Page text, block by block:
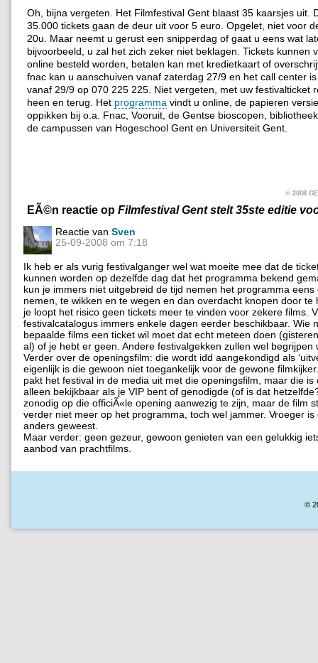
Oh, bijna vergeten. Het Filmfestival Gent blaast 35 kaarsjes uit.
35.000 tickets gaan de deur uit voor 5 euro. Opgelet, niet voor
20u. Maar neemt u gerust een snipperdag of gaat u eens wat
bijvoorbeeld, u zal het zich zeker niet beklagen. Tickets kunnen
online besteld worden, betalen kan met kredietkaart of
fnac kan u aanschuiven vanaf zaterdag 27/9 en het call center
vanaf 29/9 op 070 225 225. Niet vergeten, met uw festivalticket
heen en terug. Het programma vindt u online, de papieren
oppikken bij o.a. Fnac, Vooruit, de Gentse bioscopen,
de campussen van Hogeschool Gent en Universiteit Gent.
© 2008
EÃ©n reactie op Filmfestival Gent stelt 35ste editie
Reactie van Sven
25-09-2008 om 7:18
Ik heb er als vurig festivalganger wel wat moeite mee dat de
kunnen worden op dezelfde dag dat het programma bekend
kun je immers niet uitgebreid de tijd nemen het programma eens
nemen, te wikken en te wegen en dan overdacht knopen door te
je loopt het risico geen tickets meer te vinden voor zekere films.
festivalcatalogus immers enkele dagen eerder beschikbaar. Wie
bepaalde films een ticket wil moet dat echt meteen doen
al) of je hebt er geen. Andere festivalgekken zullen wel begrijpen
Verder over de openingsfilm: die wordt idd aangekondigd als
eigenlijk is die gewoon niet toegankelijk voor de gewone
pakt het festival in de media uit met die openingsfilm, maar die is
alleen bekijkbaar als je VIP bent of genodigde (of is dat
zonodig op die officiÃ«le opening aanwezig te zijn, maar de film
verder niet meer op het programma, toch wel jammer. Vroeger is
anders geweest.
Maar verder: geen gezeur, gewoon genieten van een gelukkig
aanbod van prachtfilms.
©